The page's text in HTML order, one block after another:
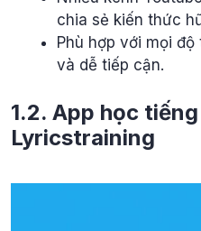
chia sẻ kiến thức
Phù hợp với mọi
và dễ tiếp cận.
1.2. App học
Lyricstraining